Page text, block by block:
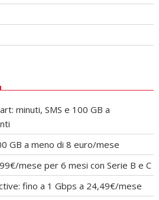
minuti, SMS e 100 GB a
GB a meno di 8 euro/mese
mese per 6 mesi con Serie B e C
fino a 1 Gbps a 24,49€/mese